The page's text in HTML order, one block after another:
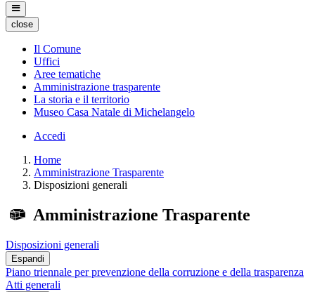
close
Il Comune
Uffici
Aree tematiche
Amministrazione trasparente
La storia e il territorio
Museo Casa Natale di Michelangelo
Accedi
Home
Amministrazione Trasparente
Disposizioni generali
Amministrazione Trasparente
Disposizioni generali
Espandi
Piano triennale per prevenzione della corruzione e della trasparenza
Atti generali